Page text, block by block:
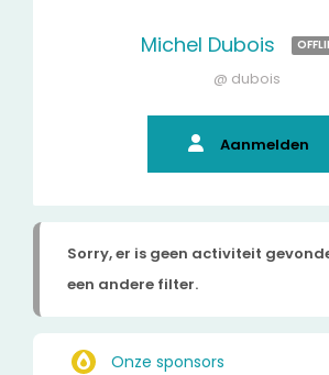
Michel Dubois
@ dubois
Aanmelden
Sorry, er is geen activiteit
een andere filter.
Onze sponsors